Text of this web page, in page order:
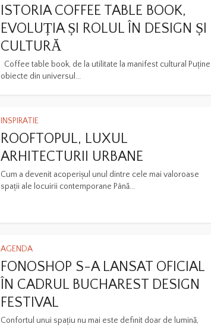
ISTORIA COFFEE TABLE BOOK,
EVOLUȚIA ȘI ROLUL ÎN DESIGN ȘI
CULTURĂ
Coffee table book, de la utilitate la manifest cultural Puține
obiecte din universul...
INSPIRATIE
ROOFTOPUL, LUXUL
ARHITECTURII URBANE
Cum a devenit acoperișul unul dintre cele mai valoroase
spații ale locuirii contemporane Până...
AGENDA
FONOSHOP S-A LANSAT OFICIAL
ÎN CADRUL BUCHAREST DESIGN
FESTIVAL
Confortul unui spațiu nu mai este definit doar de lumină,